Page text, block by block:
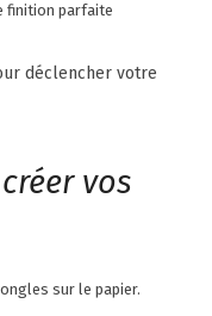
finition parfaite
déclencher votre
vos
sur le papier.